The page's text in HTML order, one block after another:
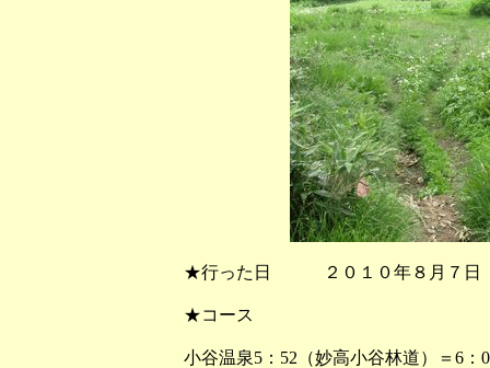
★行った日 ２０１０年８月７
★コース
小谷温泉5：52（妙高小谷林道）＝6